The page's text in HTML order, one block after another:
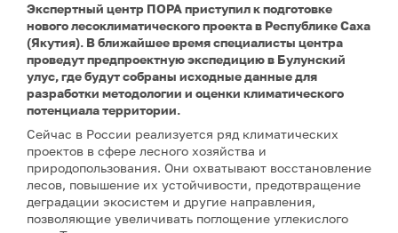
Экспертный центр ПОРА приступил к подготовке
нового лесоклиматического проекта в Республике Саха
(Якутия). В ближайшее время специалисты центра
проведут предпроектную экспедицию в Булунский
улус, где будут собраны исходные данные для
разработки методологии и оценки климатического
потенциала территории.
Сейчас в России реализуется ряд климатических
проектов в сфере лесного хозяйства и
природопользования. Они охватывают восстановление
лесов, повышение их устойчивости, предотвращение
деградации экосистем и другие направления,
позволяющие увеличивать поглощение углекислого